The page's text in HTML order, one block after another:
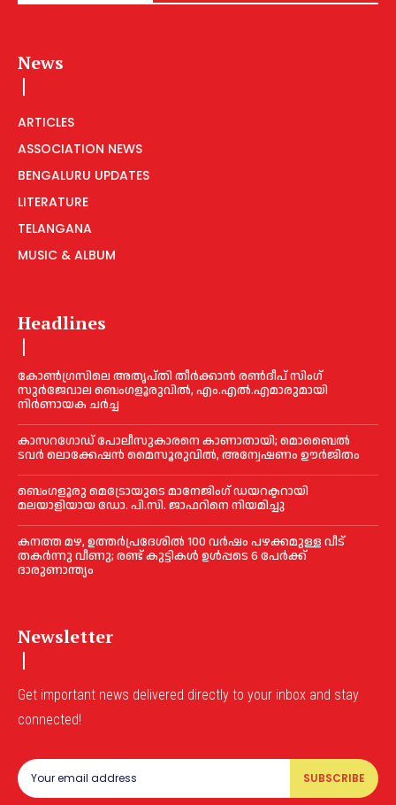
News
ARTICLES
ASSOCIATION NEWS
BENGALURU UPDATES
LITERATURE
TELANGANA
MUSIC & ALBUM
Headlines
കോൺഗ്രസിലെ അതൃപ്തി തീർക്കാൻ രൺദീപ് സിംഗ്
സുര്‍ജേവാല ബെംഗളൂരുവിൽ, എം.എൽ.എമാരുമായി
നിർണായക ചർച്ച
കാസറഗോഡ്‌ പോലീസുകാരനെ കാണാതായി; മൊബൈൽ
ടവർ ലൊക്കേഷൻ മൈസൂരുവിൽ, അന്വേഷണം ഊർജിതം
ബെംഗളൂരു മെട്രോയുടെ മാനേജിംഗ് ഡയറക്ടറായി
മലയാളിയായ ഡോ. പി.സി. ജാഫറിനെ നിയമിച്ചു
കനത്ത മഴ, ഉത്തര്‍പ്രദേശില്‍ 100 വർഷം പഴക്കമുള്ള വീട്
തകർന്നു വീണു; രണ്ട് കുട്ടികള്‍ ഉള്‍പ്പടെ 6 പേര്‍ക്ക്
ദാരുണാന്ത്യം
Newsletter
Get important news delivered directly to your inbox and stay
connected!
SUBSCRIBE